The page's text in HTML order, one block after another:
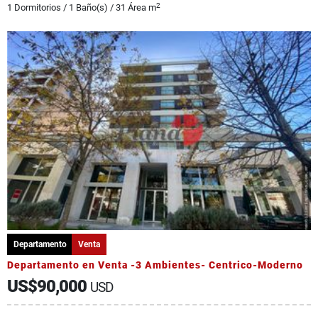
1 Dormitorios / 1 Baño(s) / 31 Área m2
Departamento Venta
Departamento en Venta -3 Ambientes- Centrico-Moderno
US$90,000 USD